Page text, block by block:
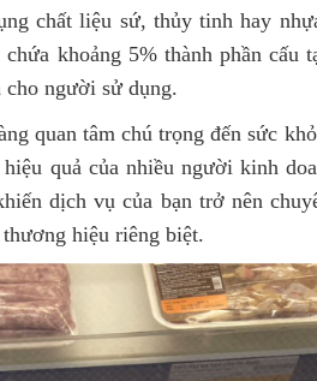
chất liệu sứ, thủy tinh hay
khoảng 5% thành phần cấu
người sử dụng.
quan tâm chú trọng đến sức
quả của nhiều người kinh
dịch vụ của bạn trở nên
hiệu riêng biệt.